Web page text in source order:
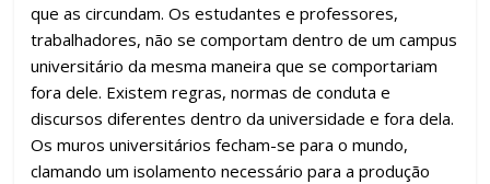
que as circundam. Os estudantes e professores,
trabalhadores, não se comportam dentro de um campus
universitário da mesma maneira que se comportariam
fora dele. Existem regras, normas de conduta e
discursos diferentes dentro da universidade e fora dela.
Os muros universitários fecham-se para o mundo,
clamando um isolamento necessário para a produção